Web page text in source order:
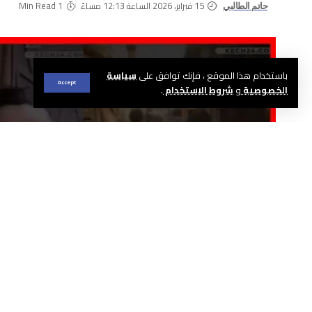
باستخدام هذا الموقع ، فإنك توافق علىسياسة
الخصوصيةوشروط الاستخدام.
Accept
حاتم الطالبي 15 فبراير، 2026 الساعة 12:13 مساءً 1 Min Read